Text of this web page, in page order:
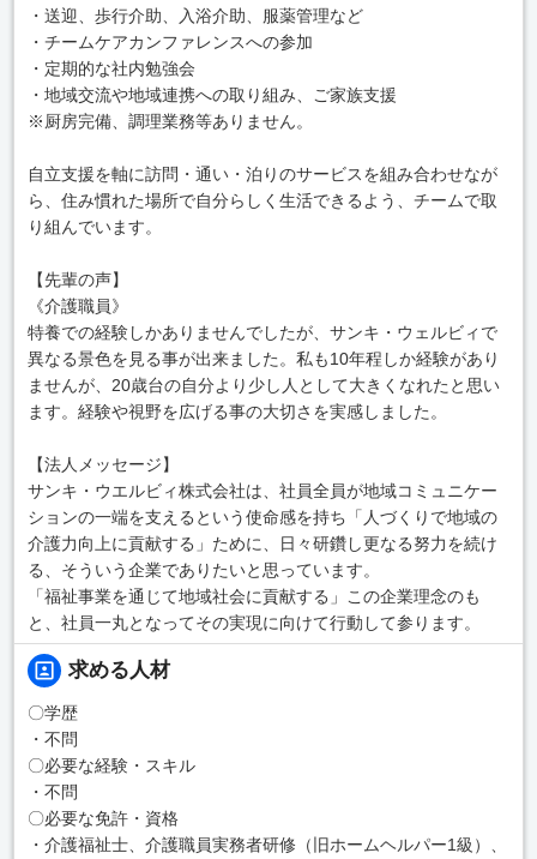
・送迎、歩行介助、入浴介助、服薬管理など
・チームケアカンファレンスへの参加
・定期的な社内勉強会
・地域交流や地域連携への取り組み、ご家族支援
※厨房完備、調理業務等ありません。
自立支援を軸に訪問・通い・泊りのサービスを組み合わせなが
ら、住み慣れた場所で自分らしく生活できるよう、チームで取
り組んでいます。
【先輩の声】
《介護職員》
特養での経験しかありませんでしたが、サンキ・ウェルビィで
異なる景色を見る事が出来ました。私も10年程しか経験があり
ませんが、20歳台の自分より少し人として大きくなれたと思い
ます。経験や視野を広げる事の大切さを実感しました。
【法人メッセージ】
サンキ・ウエルビィ株式会社は、社員全員が地域コミュニケー
ションの一端を支えるという使命感を持ち「人づくりで地域の
介護力向上に貢献する」ために、日々研鑽し更なる努力を続け
る、そういう企業でありたいと思っています。
「福祉事業を通じて地域社会に貢献する」この企業理念のも
と、社員一丸となってその実現に向けて行動して参ります。
求める人材
〇学歴
・不問
〇必要な経験・スキル
・不問
〇必要な免許・資格
・介護福祉士、介護職員実務者研修（旧ホームヘルパー1級）、